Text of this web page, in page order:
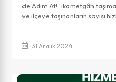
de Adım At!" ikametgâh
ve ilçeye taşınanların sayısı
31 Aralık 2024